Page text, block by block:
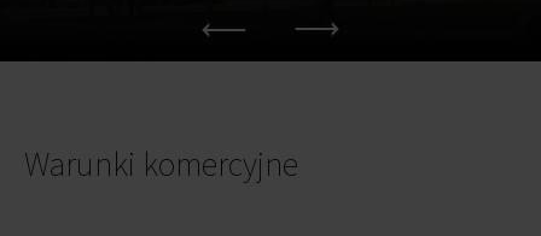
Warunki komercyjne